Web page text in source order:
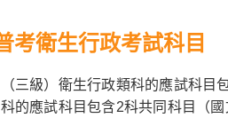
考衛生行政考試科目
三級）衛生行政類科的應試科目
的應試科目包含2科共同科目（